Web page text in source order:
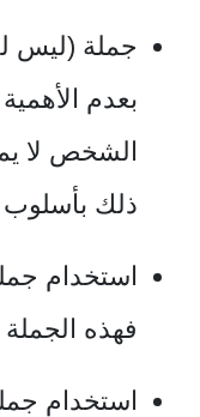
جملة (ليس
بعدم
الشخص لا
ذلك
استخدام
فهذه
استخدام